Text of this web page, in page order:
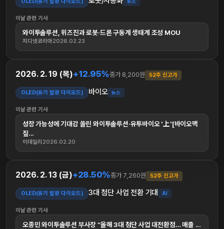
이날 관련 기사
와이투솔루션, 위즈진과 로봇·드론 구동계 생태계 조성 MOU
지디넷코리아2026.02.23
2026. 2. 19 (목)+12.95%종가 8,200원 52주 신고가
OLED(유기 발광 다이오드) 바이오 뉴스
이날 관련 기사
성장 가능성에 기대감 쏠린 와이투솔루션·유투바이오 '上'[바이오맥
짚...
이데일리 2026.02.20
2026. 2. 13 (금)+28.50%종가 7,260원 52주 신고가
OLED(유기 발광 다이오드) 3대 첨단 사업 전환 기대 AI
이날 관련 기사
오종민 와이투솔루션 부사장 “올해 3대 첨단 사업 대전환점… 매출 ...